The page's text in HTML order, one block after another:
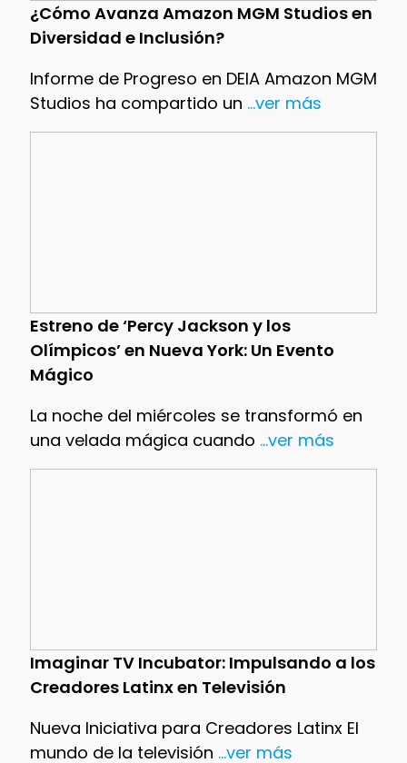
¿Cómo Avanza Amazon MGM Studios en
Diversidad e Inclusión?
Informe de Progreso en DEIA Amazon MGM
Studios ha compartido un ...ver más
Estreno de ‘Percy Jackson y los
Olímpicos’ en Nueva York: Un Evento
Mágico
La noche del miércoles se transformó en
una velada mágica cuando ...ver más
Imaginar TV Incubator: Impulsando a los
Creadores Latinx en Televisión
Nueva Iniciativa para Creadores Latinx El
mundo de la televisión ...ver más